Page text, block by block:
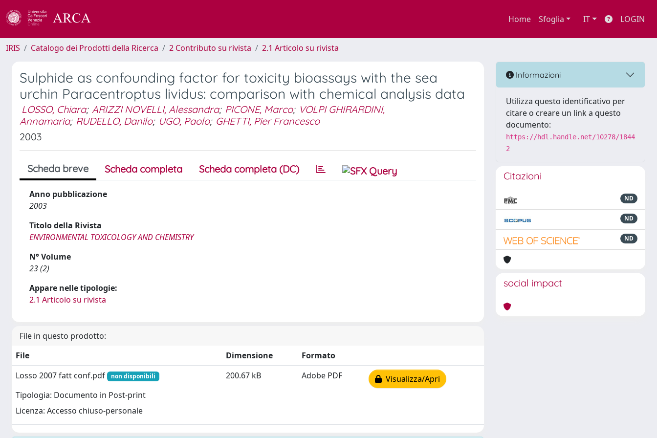
Home Sfoglia IT LOGIN
IRIS Catalogo dei Prodotti della Ricerca 2 Contributo su rivista 2.1 Articolo su rivista
Sulphide as confounding factor for toxicity bioassays with the sea
urchin Paracentroptus lividus: comparison with chemical analysis data
LOSSO, Chiara; ARIZZI NOVELLI, Alessandra; PICONE, Marco; VOLPI GHIRARDINI,
Annamaria; RUDELLO, Danilo; UGO, Paolo; GHETTI, Pier Francesco
2003
Scheda breve Scheda completa Scheda completa (DC)
Anno pubblicazione
2003
Titolo della Rivista
ENVIRONMENTAL TOXICOLOGY AND CHEMISTRY
N° Volume
23 (2)
Appare nelle tipologie:
2.1 Articolo su rivista
File in questo prodotto:
File
Dimensione
Formato
Losso 2007 fatt conf.pdf
non disponibili
Tipologia: Documento in Post-print
Licenza: Accesso chiuso-personale
200.67 kB Adobe PDF Visualizza/Apri
Informazioni
Utilizza questo identificativo per
citare o creare un link a questo
documento:
https://hdl.handle.net/10278/1844
2
Citazioni
ND
ND
ND
social impact